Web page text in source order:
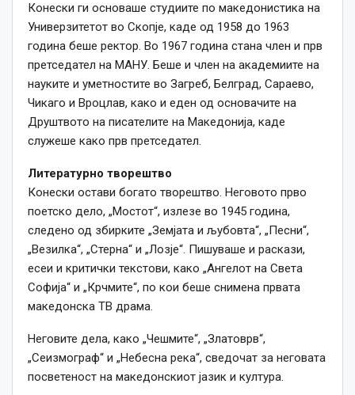
Конески ги основаше студиите по македонистика на
Универзитетот во Скопје, каде од 1958 до 1963
година беше ректор. Во 1967 година стана член и прв
претседател на МАНУ. Беше и член на академиите на
науките и уметностите во Загреб, Белград, Сараево,
Чикаго и Вроцлав, како и еден од основачите на
Друштвото на писателите на Македонија, каде
служеше како прв претседател.
Литературно творештво
Конески остави богато творештво. Неговото прво
поетско дело, „Мостот“, излезе во 1945 година,
следено од збирките „Земјата и љубовта“, „Песни“,
„Везилка“, „Стерна“ и „Лозје“. Пишуваше и раскази,
есеи и критички текстови, како „Ангелот на Света
Софија“ и „Крчмите“, по кои беше снимена првата
македонска ТВ драма.
Неговите дела, како „Чешмите“, „Златоврв“,
„Сеизмограф“ и „Небесна река“, сведочат за неговата
посветеност на македонскиот јазик и култура.